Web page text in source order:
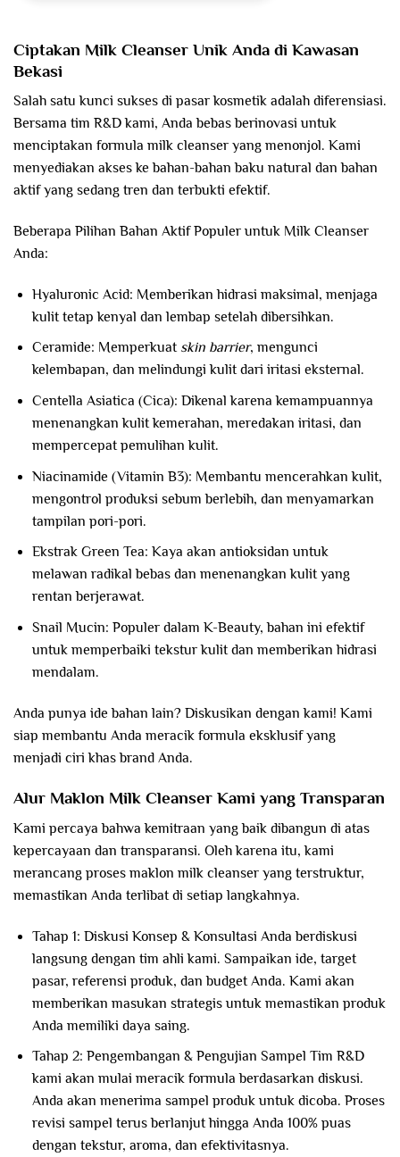
Ciptakan Milk Cleanser Unik Anda di Kawasan
Bekasi
Salah satu kunci sukses di pasar kosmetik adalah diferensiasi.
Bersama tim R&D kami, Anda bebas berinovasi untuk
menciptakan formula milk cleanser yang menonjol. Kami
menyediakan akses ke bahan-bahan baku natural dan bahan
aktif yang sedang tren dan terbukti efektif.
Beberapa Pilihan Bahan Aktif Populer untuk Milk Cleanser
Anda:
Hyaluronic Acid: Memberikan hidrasi maksimal, menjaga
kulit tetap kenyal dan lembap setelah dibersihkan.
Ceramide: Memperkuat skin barrier, mengunci
kelembapan, dan melindungi kulit dari iritasi eksternal.
Centella Asiatica (Cica): Dikenal karena kemampuannya
menenangkan kulit kemerahan, meredakan iritasi, dan
mempercepat pemulihan kulit.
Niacinamide (Vitamin B3): Membantu mencerahkan kulit,
mengontrol produksi sebum berlebih, dan menyamarkan
tampilan pori-pori.
Ekstrak Green Tea: Kaya akan antioksidan untuk
melawan radikal bebas dan menenangkan kulit yang
rentan berjerawat.
Snail Mucin: Populer dalam K-Beauty, bahan ini efektif
untuk memperbaiki tekstur kulit dan memberikan hidrasi
mendalam.
Anda punya ide bahan lain? Diskusikan dengan kami! Kami
siap membantu Anda meracik formula eksklusif yang
menjadi ciri khas brand Anda.
Alur Maklon Milk Cleanser Kami yang Transparan
Kami percaya bahwa kemitraan yang baik dibangun di atas
kepercayaan dan transparansi. Oleh karena itu, kami
merancang proses maklon milk cleanser yang terstruktur,
memastikan Anda terlibat di setiap langkahnya.
Tahap 1: Diskusi Konsep & Konsultasi Anda berdiskusi
langsung dengan tim ahli kami. Sampaikan ide, target
pasar, referensi produk, dan budget Anda. Kami akan
memberikan masukan strategis untuk memastikan produk
Anda memiliki daya saing.
Tahap 2: Pengembangan & Pengujian Sampel Tim R&D
kami akan mulai meracik formula berdasarkan diskusi.
Anda akan menerima sampel produk untuk dicoba. Proses
revisi sampel terus berlanjut hingga Anda 100% puas
dengan tekstur, aroma, dan efektivitasnya.